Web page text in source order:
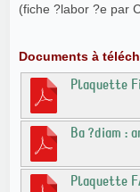
(fiche ?labor ?e par
Documents à
Plaquette
Ba ?diam :
Plaquette